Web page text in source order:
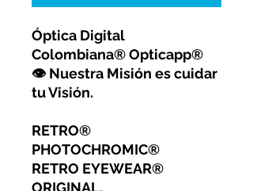
Óptica Digital
Colombiana® Opticapp®
👁 Nuestra Misión es cuidar
tu Visión.
RETRO®
PHOTOCHROMIC®
RETRO EYEWEAR®
ORIGINAL.